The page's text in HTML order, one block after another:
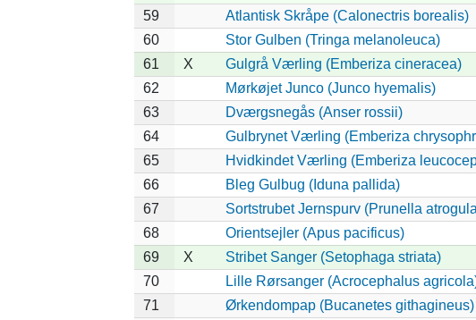
59
Atlantisk Skråpe (Calonectris borealis)
60
Stor Gulben (Tringa melanoleuca)
61
X Gulgrå Værling (Emberiza cineracea)
62
Mørkøjet Junco (Junco hyemalis)
63
Dværgsnegås (Anser rossii)
64
Gulbrynet Værling (Emberiza
65
Hvidkindet Værling (Emberiza
66
Bleg Gulbug (Iduna pallida)
67
Sortstrubet Jernspurv (Prunella
68
Orientsejler (Apus pacificus)
69
X Stribet Sanger (Setophaga striata)
70
Lille Rørsanger (Acrocephalus
71
Ørkendompap (Bucanetes githagineus)